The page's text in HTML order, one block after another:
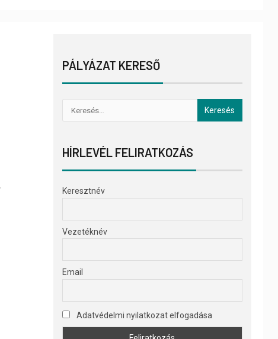
PÁLYÁZAT KERESŐ
HÍRLEVÉL FELIRATKOZÁS
Keresztnév
Vezetéknév
Email
Adatvédelmi nyilatkozat elfogadása